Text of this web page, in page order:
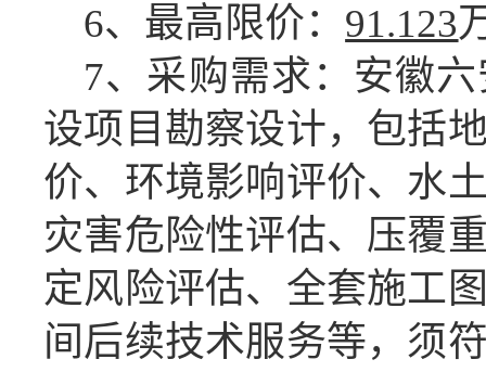
6、最高限价： 91.123
7、采购需求：安徽
设项目勘察设计，包括
价、环境影响评价、水
灾害危险性评估、压覆
定风险评估、全套施工
间后续技术服务等，须